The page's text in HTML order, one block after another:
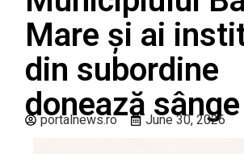
Mare și ai
din subordine
donează sânge
portalnews.ro June 30, 2026